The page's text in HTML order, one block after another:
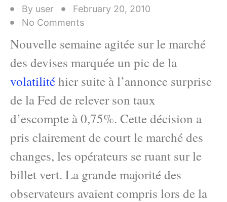
By user
February 20, 2010
No Comments
Nouvelle semaine agitée sur le marché
des devises marquée un pic de la
volatilitéhier suite à l’annonce surprise
de la Fed de relever son taux
d’escompte à 0,75%. Cette décision a
pris clairement de court le marché des
changes, les opérateurs se ruant sur le
billet vert. La grande majorité des
observateurs avaient compris lors de la